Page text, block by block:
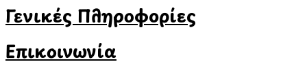
Γενικές Πληροφορίες
Επικοινωνία